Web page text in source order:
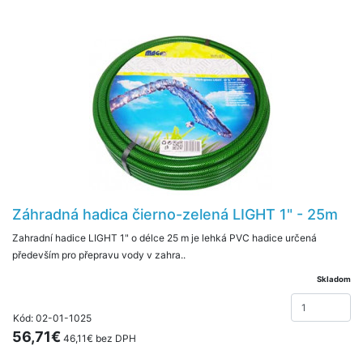
Záhradná hadica čierno-zelená LIGHT 1" - 25m
Zahradní hadice LIGHT 1" o délce 25 m je lehká PVC hadice určená
především pro přepravu vody v zahra..
Kód: 02-01-1025
Skladom
56,71€ 46,11€ bez DPH